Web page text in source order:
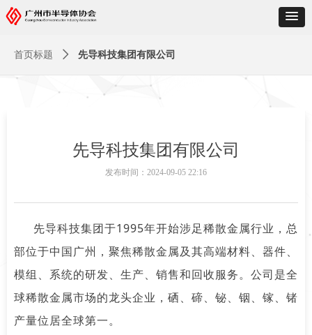
先导科技集团有限公司
先导科技集团于1995年开始涉足稀散金属行业，总
部位于中国广州，聚焦稀散金属及其高端材料、器件、
模组、系统的研发、生产、销售和回收服务。公司是全
球稀散金属市场的龙头企业，硒、碲、铋、铟、镓、锗
产量位居全球第一。
发布时间： 2024-09-05 22:16
首页标题 ꄲ 先导科技集团有限公司